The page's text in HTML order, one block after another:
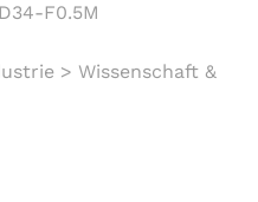
F0.5M
> Wissenschaft &